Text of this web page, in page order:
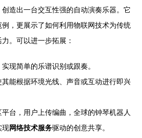
造出一台交互性强的自动演奏乐器。它
，更展示了如何利用物联网技术为传统
。可以进一步拓展：
现简单的乐谱识别或跟奏。
能根据环境光线、声音或互动进行即兴
台，用户上传编曲，全球的钟琴机器人
现网络技术服务驱动的创意共享。